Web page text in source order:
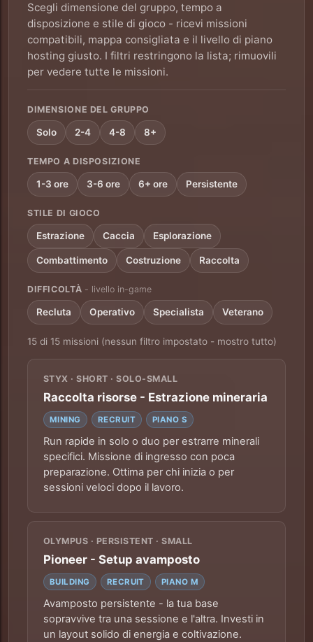
Scegli dimensione del gruppo, tempo a
disposizione e stile di gioco - ricevi missioni
compatibili, mappa consigliata e il livello di piano
hosting giusto. I filtri restringono la lista; rimuovili
per vedere tutte le missioni.
DIMENSIONE DEL GRUPPO
Solo 2-4 4-8 8+
TEMPO A DISPOSIZIONE
1-3 ore 3-6 ore 6+ ore Persistente
STILE DI GIOCO
Estrazione Caccia Esplorazione
Combattimento Costruzione Raccolta
DIFFICOLTÀ - livello in-game
Recluta Operativo Specialista Veterano
15 di 15 missioni (nessun filtro impostato - mostro tutto)
STYX · SHORT · SOLO-SMALL
Raccolta risorse - Estrazione mineraria
MINING RECRUIT PIANO S
Run rapide in solo o duo per estrarre minerali
specifici. Missione di ingresso con poca
preparazione. Ottima per chi inizia o per
sessioni veloci dopo il lavoro.
OLYMPUS · PERSISTENT · SMALL
Pioneer - Setup avamposto
BUILDING RECRUIT PIANO M
Avamposto persistente - la tua base
sopravvive tra una sessione e l'altra. Investi in
un layout solido di energia e coltivazione.